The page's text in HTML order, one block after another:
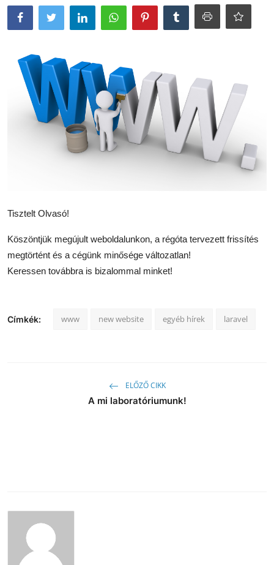
Termékek
Letölthető dokumentumok
Hungarian
Tisztelt Olvasó!
Köszöntjük megújult weboldalunkon, a régóta tervezett frissítés
megtörtént és a cégünk minősége változatlan!
Keressen továbbra is bizalommal minket!
Címkék: www new website egyéb hírek laravel
ELŐZŐ CIKK
A mi laboratóriumunk!